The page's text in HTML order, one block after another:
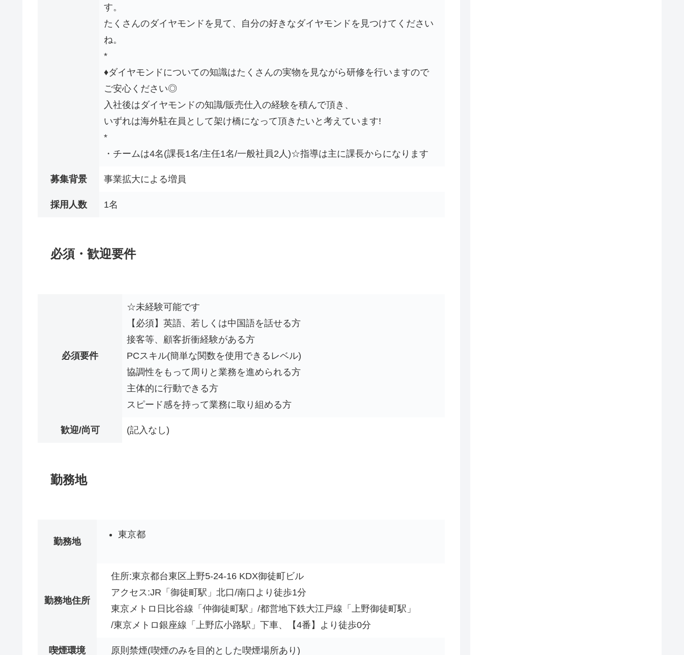
す。
たくさんのダイヤモンドを見て、自分の好きなダイヤモンドを見つけてください
ね。
*
♦ダイヤモンドについての知識はたくさんの実物を見ながら研修を行いますので
ご安心ください◎
入社後はダイヤモンドの知識/販売仕入の経験を積んで頂き、
いずれは海外駐在員として架け橋になって頂きたいと考えています!
*
・チームは4名(課長1名/主任1名/一般社員2人)☆指導は主に課長からになります
募集背景 事業拡大による増員
採用人数 1名
必須・歓迎要件
必須要件
☆未経験可能です
【必須】英語、若しくは中国語を話せる方
接客等、顧客折衝経験がある方
PCスキル(簡単な関数を使用できるレベル)
協調性をもって周りと業務を進められる方
主体的に行動できる方
スピード感を持って業務に取り組める方
歓迎/尚可 (記入なし)
勤務地
勤務地
東京都
勤務地住所
住所:東京都台東区上野5-24-16 KDX御徒町ビル
アクセス:JR「御徒町駅」北口/南口より徒歩1分
東京メトロ日比谷線「仲御徒町駅」/都営地下鉄大江戸線「上野御徒町駅」
/東京メトロ銀座線「上野広小路駅」下車、【4番】より徒歩0分
喫煙環境 原則禁煙(喫煙のみを目的とした喫煙場所あり)